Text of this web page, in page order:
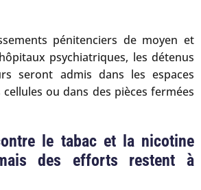
pénitenciers de moyen et
psychiatriques, les détenus
seront admis dans les espaces
ou dans des pièces fermées
le tabac et la nicotine
des efforts restent à